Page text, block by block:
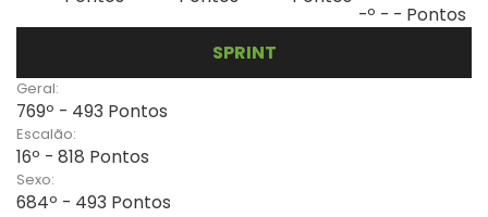
-º - - Pontos
SPRINT
Geral:
769º - 493 Pontos
Escalão:
16º - 818 Pontos
Sexo:
684º - 493 Pontos